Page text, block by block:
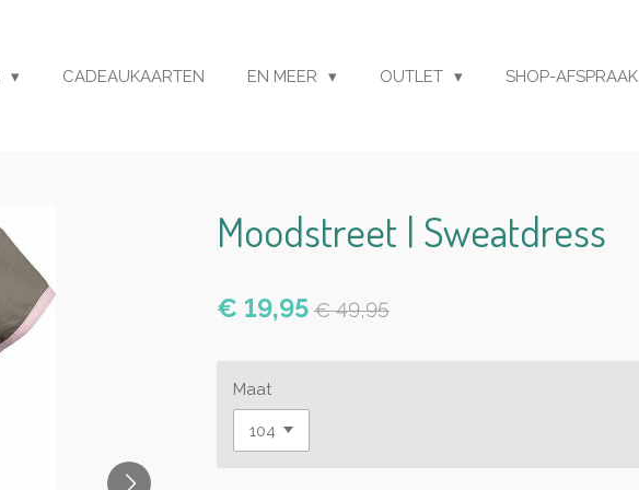
CADEAUKAARTEN EN MEER OUTLET SHOP-AFSPRAAK
Moodstreet | Sweatdress
€ 19,95 € 49,95
Maat